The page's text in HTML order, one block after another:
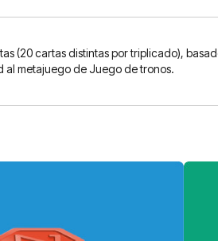
(20 cartas distintas por triplicado),
al metajuego de Juego de tronos.